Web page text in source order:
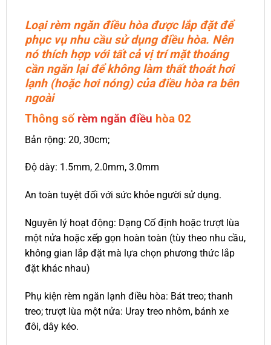
Loại rèm ngăn điều hòa được lắp đặt để
phục vụ nhu cầu sử dụng điều hòa. Nên
nó thích hợp với tất cả vị trí mặt thoáng
cần ngăn lại để không làm thất thoát hơi
lạnh (hoặc hơi nóng) của điều hòa ra bên
ngoài
Thông số rèm ngăn điều hòa 02
Bản rộng: 20, 30cm;
Độ dày: 1.5mm, 2.0mm, 3.0mm
An toàn tuyệt đối với sức khỏe người sử dụng.
Nguyên lý hoạt động: Dạng Cố định hoặc trượt lùa
một nửa hoặc xếp gọn hoàn toàn (tùy theo nhu cầu,
không gian lắp đặt mà lựa chọn phương thức lắp
đặt khác nhau)
Phụ kiện rèm ngăn lạnh điều hòa: Bát treo; thanh
treo; trượt lùa một nửa: Uray treo nhôm, bánh xe
đôi, dây kéo.